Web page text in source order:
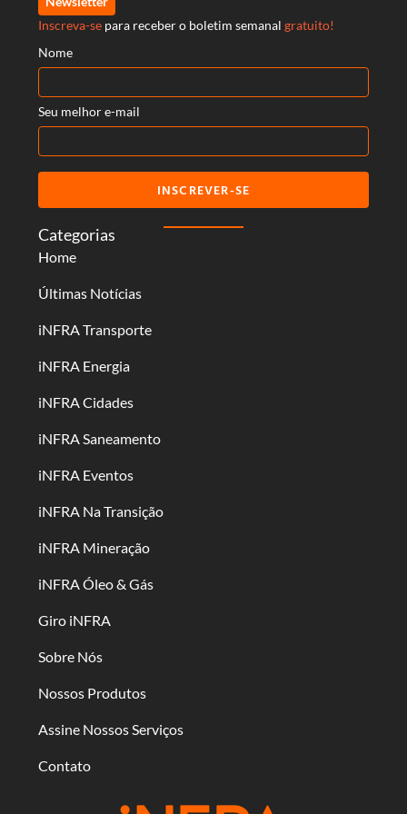
Categorias
Home
Últimas Notícias
iNFRA Transporte
iNFRA Energia
iNFRA Cidades
iNFRA Saneamento
iNFRA Eventos
iNFRA Na Transição
iNFRA Mineração
iNFRA Óleo & Gás
Giro iNFRA
Sobre Nós
Nossos Produtos
Assine Nossos Serviços
Contato
Inscreva-se para receber o boletim semanal gratuito!
Nome
Seu melhor e-mail
INSCREVER-SE